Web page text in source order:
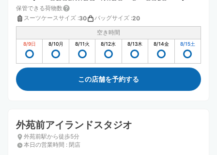
保管できる荷物数
スーツケースサイズ :30 バッグサイズ :20
空き時間
8/9日 8/10月 8/11火 8/12水 8/13木 8/14金 8/15土
この店舗を予約する
外苑前アイランドスタジオ
外苑前駅から徒歩5分
本日の営業時間 : 閉店